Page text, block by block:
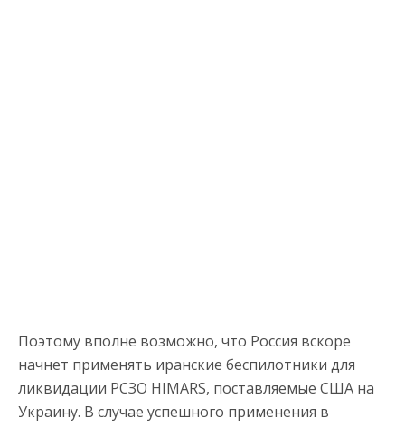
Поэтому вполне возможно, что Россия вскоре
начнет применять иранские беспилотники для
ликвидации РСЗО HIMARS, поставляемые США на
Украину. В случае успешного применения в